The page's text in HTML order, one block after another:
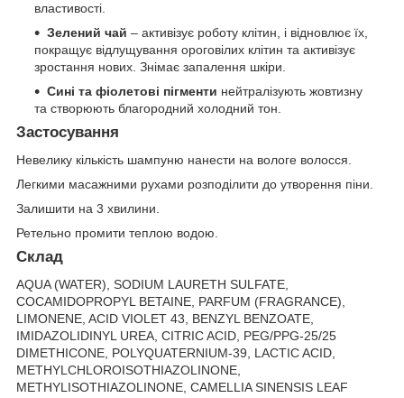
властивості.
Зелений чай – активізує роботу клітин, і відновлює їх,
покращує відлущування ороговілих клітин та активізує
зростання нових. Знімає запалення шкіри.
Сині та фіолетові пігменти нейтралізують жовтизну
та створюють благородний холодний тон.
Застосування
Невелику кількість шампуню нанести на вологе волосся.
Легкими масажними рухами розподілити до утворення піни.
Залишити на 3 хвилини.
Ретельно промити теплою водою.
Склад
AQUA (WATER), SODIUM LAURETH SULFATE,
COCAMIDOPROPYL BETAINE, PARFUM (FRAGRANCE),
LIMONENE, ACID VIOLET 43, BENZYL BENZOATE,
IMIDAZOLIDINYL UREA, CITRIC ACID, PEG/PPG-25/25
DIMETHICONE, POLYQUATERNIUM-39, LACTIC ACID,
METHYLCHLOROISOTHIAZOLINONE,
METHYLISOTHIAZOLINONE, CAMELLIA SINENSIS LEAF